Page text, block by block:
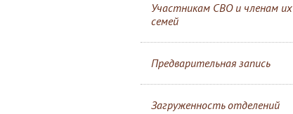
Участникам СВО и членам их
семей
Предварительная запись
Загруженность отделений